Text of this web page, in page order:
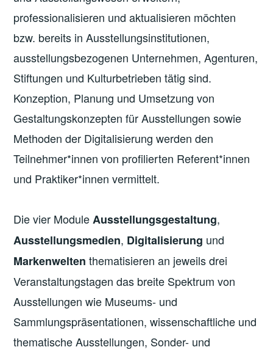
professionalisieren und aktualisieren möchten
bzw. bereits in Ausstellungsinstitutionen,
ausstellungsbezogenen Unternehmen, Agenturen,
Stiftungen und Kulturbetrieben tätig sind.
Konzeption, Planung und Umsetzung von
Gestaltungskonzepten für Ausstellungen sowie
Methoden der Digitalisierung werden den
Teilnehmer*innen von profilierten Referent*innen
und Praktiker*innen vermittelt.
Die vier Module Ausstellungsgestaltung,
Ausstellungsmedien, Digitalisierung und
Markenweltenthematisieren an jeweils drei
Veranstaltungstagen das breite Spektrum von
Ausstellungen wie Museums- und
Sammlungspräsentationen, wissenschaftliche und
thematische Ausstellungen, Sonder- und